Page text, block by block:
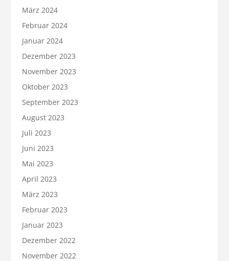
März 2024
Februar 2024
Januar 2024
Dezember 2023
November 2023
Oktober 2023
September 2023
August 2023
Juli 2023
Juni 2023
Mai 2023
April 2023
März 2023
Februar 2023
Januar 2023
Dezember 2022
November 2022